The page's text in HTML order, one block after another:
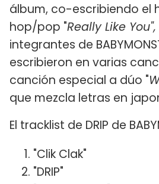
álbum, co-escribiendo el
hop/pop "Really Like You",
integrantes de
escribieron en varias
canción especial a dúo "
que mezcla letras en
El tracklist de DRIP de
"Clik Clak"
"DRIP"